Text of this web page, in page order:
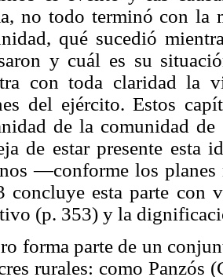
no todo terminó con la
qué sucedió
y cuál es su
con toda claridad la
del ejército. Estos
de la comunidad
de estar presente esta
—conforme los
concluye esta parte con
(p. 353) y la
forma parte de un
rurales: como